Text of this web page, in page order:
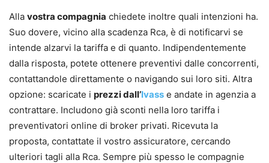
Alla vostra compagnia chiedete inoltre quali intenzioni ha.
Suo dovere, vicino alla scadenza Rca, è di notificarvi se
intende alzarvi la tariffa e di quanto. Indipendentemente
dalla risposta, potete ottenere preventivi dalle concorrenti,
contattandole direttamente o navigando sui loro siti. Altra
opzione: scaricate i prezzi dall’Ivass e andate in agenzia a
contrattare. Includono già sconti nella loro tariffa i
preventivatori online di broker privati. Ricevuta la
proposta, contattate il vostro assicuratore, cercando
ulteriori tagli alla Rca. Sempre più spesso le compagnie